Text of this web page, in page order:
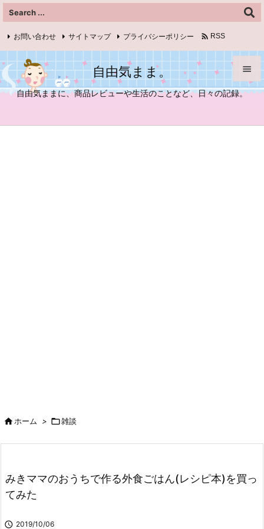
自由気まま。
自由気ままに、商品レビューや生活のことなど、日々の記録。



お問い合わせ サイトマップ プライバシーポリシー  RSS
Feedly
ホーム > 雑談
みきママのおうちで作る外食ごはん(レシピ本)を買っ
てみた
 2019/10/06